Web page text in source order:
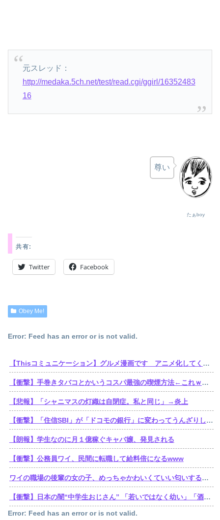
元スレッド：
http://medaka.5ch.net/test/read.cgi/ggirl/16352483
16
たぁboy
尊い
共有:
Twitter Facebook
Obey Me!
Error: Feed has an error or is not valid.
【Thisコミュニケーション】グルメ漫画です アニメ化してください
【衝撃】手巻きタバコとかいうコスパ最強の喫煙方法←これｗｗｗｗｗ
【悲報】「シャニマスの灯織は自閉症。私と同じ」→炎上
【衝撃】「住信SBI」が「ドコモの銀行」に変わってうんざりしてるやつｗｗｗｗｗ
【朗報】学生なのに月１億稼ぐキャバ嬢、発見される
【衝撃】公務員ワイ、民間に転職して給料倍になるwww
ワイの職場の後輩の女の子、めっちゃかわいくていい匂いするけどゴミ無能
【衝撃】日本の闇“中学生おじさん” 「若いではなく幼い」「酒よりコーラ」「夜遊びよりゲーム」
Error: Feed has an error or is not valid.